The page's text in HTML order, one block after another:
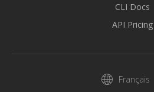
CLI Docs
API Pricing
Français